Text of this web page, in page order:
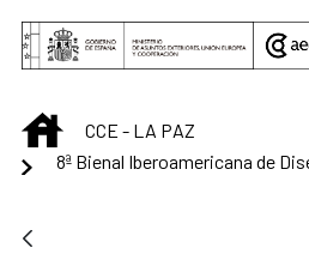
Saltar al contenido principal
INICIOCCE - LA PAZ